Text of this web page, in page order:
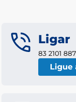
Ligar
83 2101
Ligue